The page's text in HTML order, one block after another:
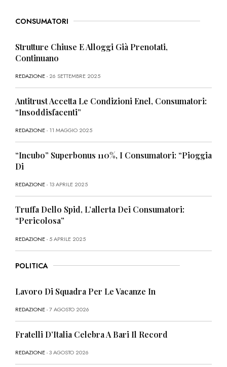
CONSUMATORI
Strutture Chiuse E Alloggi Già Prenotati,
Continuano
REDAZIONE- 26 SETTEMBRE 2025
Antitrust Accetta Le Condizioni Enel, Consumatori:
“Insoddisfacenti”
REDAZIONE- 11 MAGGIO 2025
“Incubo” Superbonus 110%, I Consumatori: “Pioggia
Di
REDAZIONE- 13 APRILE 2025
Truffa Dello Spid, L’allerta Dei Consumatori:
“Pericolosa”
REDAZIONE- 5 APRILE 2025
POLITICA
Lavoro Di Squadra Per Le Vacanze In
REDAZIONE- 7 AGOSTO 2026
Fratelli D’Italia Celebra A Bari Il Record
REDAZIONE- 3 AGOSTO 2026